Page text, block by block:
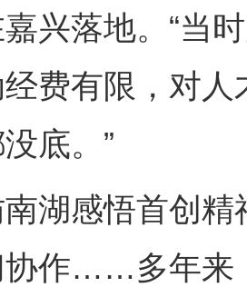
兴落地。“当
经费有限，对
底。”
感悟首创精
协作……多年来